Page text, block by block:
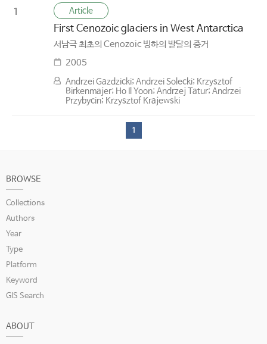
1 Article
First Cenozoic glaciers in West Antarctica
서남극 최초의 Cenozoic 빙하의 발달의 증거
2005
Andrzei Gazdzicki; Andrzei Solecki; Krzysztof
Birkenmajer; Ho Il Yoon; Andrzej Tatur; Andrzei
Przybycin; Krzysztof Krajewski
1
BROWSE
Collections
Authors
Year
Type
Platform
Keyword
GIS Search
ABOUT